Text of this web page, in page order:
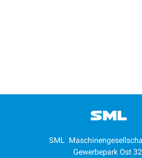
SML
Gewerbepark Ost 32